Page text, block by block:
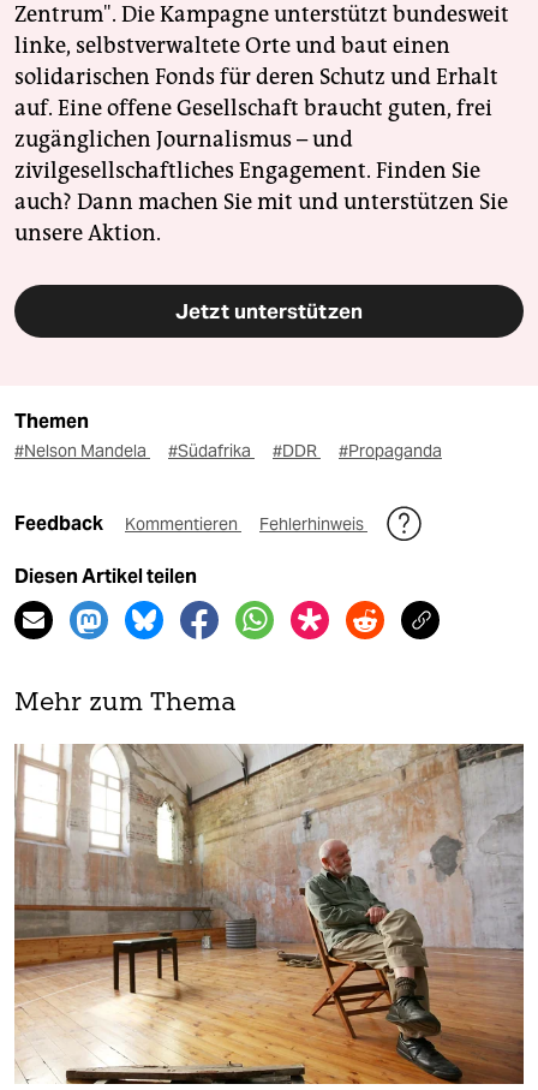
Zentrum". Die Kampagne unterstützt bundesweit
linke, selbstverwaltete Orte und baut einen
solidarischen Fonds für deren Schutz und Erhalt
auf. Eine offene Gesellschaft braucht guten, frei
zugänglichen Journalismus – und
zivilgesellschaftliches Engagement. Finden Sie
auch? Dann machen Sie mit und unterstützen Sie
unsere Aktion.
Jetzt unterstützen
Themen
#Nelson Mandela #Südafrika #DDR #Propaganda
Feedback Kommentieren Fehlerhinweis
Diesen Artikel teilen
Mehr zum Thema